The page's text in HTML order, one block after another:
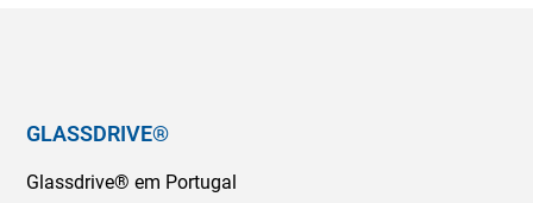
GLASSDRIVE®
Glassdrive® em Portugal